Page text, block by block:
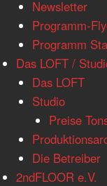
Newsletter
Programm-
Programm
Das LOFT /
Das LOFT
Studio
Preise
Die Betreiber
2ndFLOOR e.V.